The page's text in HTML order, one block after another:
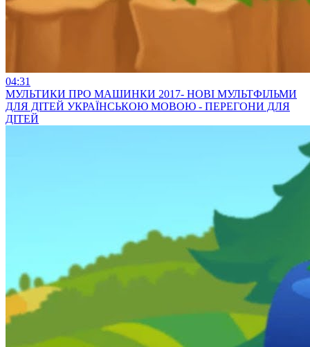
04:31
МУЛЬТИКИ ПРО МАШИНКИ 2017- НОВІ МУЛЬТФІЛЬМИ
ДЛЯ ДІТЕЙ УКРАЇНСЬКОЮ МОВОЮ - ПЕРЕГОНИ ДЛЯ
ДІТЕЙ